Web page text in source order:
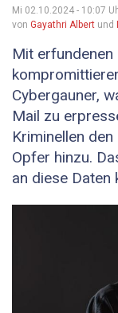
Mi 02.10.2024 - 10:07
von Gayathri Albert und
Mit erfundenen
Cybergauner,
Mail zu
Kriminellen
Opfer hinzu.
an diese Daten